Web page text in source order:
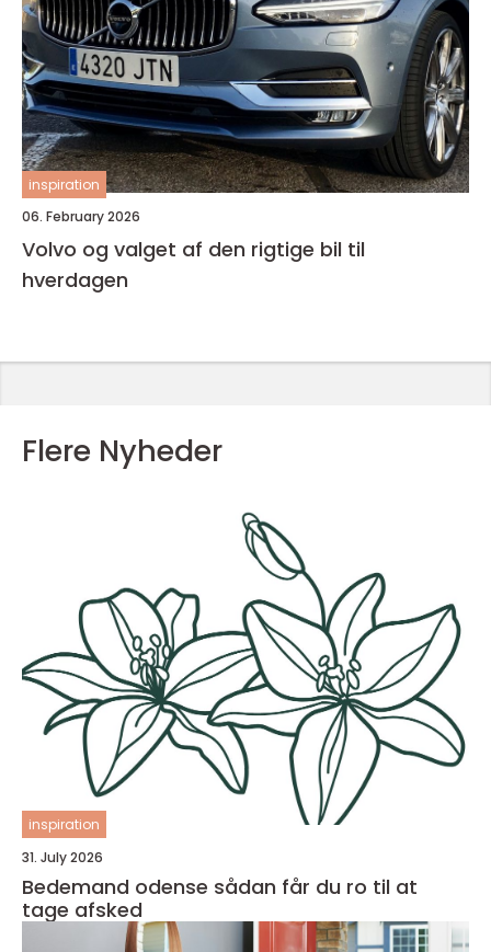
inspiration
06. February 2026
Volvo og valget af den rigtige bil til
hverdagen
Flere Nyheder
inspiration
31. July 2026
Bedemand odense sådan får du ro til at
tage afsked